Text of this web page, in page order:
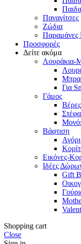
Παναγίτσες
Ζώδια
Παραμάνες
Προσφορές
Δείτε ακόμα
Λουράκια-
Για
Γάμος
Βέρες
Βάφτιση
Αγόρι
Εικόνες-
Ιδέες
Gift
Shopping cart
Close